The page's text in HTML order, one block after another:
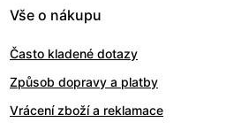
Vše o nákupu
Často kladené dotazy
Způsob dopravy a platby
Vrácení zboží a reklamace